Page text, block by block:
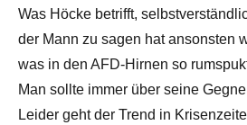
Was Höcke betrifft,
der Mann zu sagen hat ansonsten
was in den AFD-Hirnen so
Man sollte immer über seine
Leider geht der Trend in